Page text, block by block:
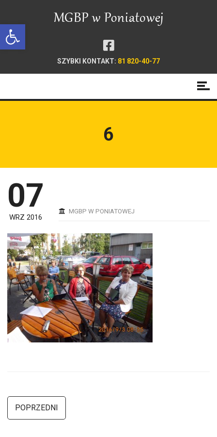
Open toolbar
SZYBKI KONTAKT: 81 820-40-77
6
07
WRZ 2016
MGBP W PONIATOWEJ
POPRZEDNI